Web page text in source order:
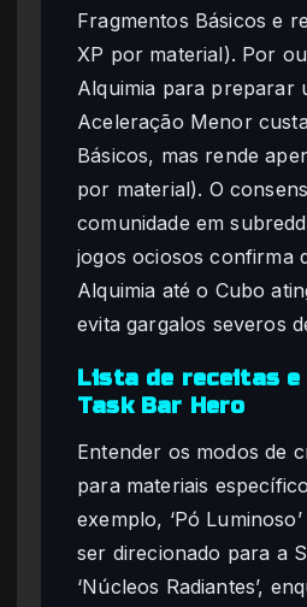
Fragmentos Básicos e
XP por material). Por
Alquimia para preparar
Aceleração Menor
Básicos, mas rende
por material). O
comunidade em
jogos ociosos confirma
Alquimia até o Cubo
evita gargalos severos
Lista de receitas
Task Bar Hero
Entender os modos de
para materiais
exemplo, ‘Pó
ser direcionado para a
‘Núcleos Radiantes’,